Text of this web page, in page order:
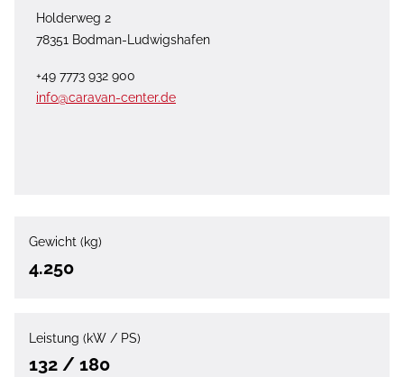
Holderweg 2
78351 Bodman-Ludwigshafen
+49 7773 932 900
info@caravan-center.de
Gewicht (kg)
4.250
Leistung (kW / PS)
132 / 180